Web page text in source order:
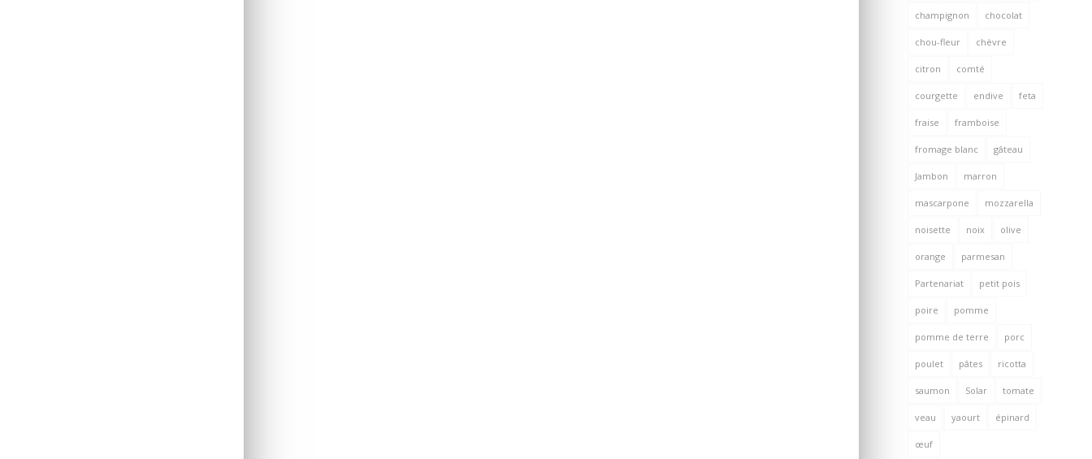
champignon chocolat
chou-fleur chèvre
citron comté
courgette endive feta
fraise framboise
fromage blanc gâteau
Jambon marron
mascarpone mozzarella
noisette noix olive
orange parmesan
Partenariat petit pois
poire pomme
pomme de terre porc
poulet pâtes ricotta
saumon Solar tomate
veau yaourt épinard
œuf